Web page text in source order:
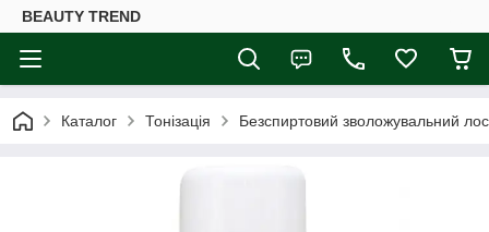
BEAUTY TREND
Каталог Тонізація Безспиртовий зволожувальний